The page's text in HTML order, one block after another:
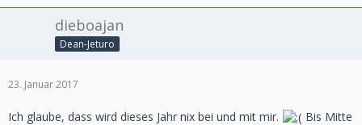
dieboajan
Dean-Jeturo
23. Januar 2017
Ich glaube, dass wird dieses Jahr nix bei und mit mir.
Bis Mitte